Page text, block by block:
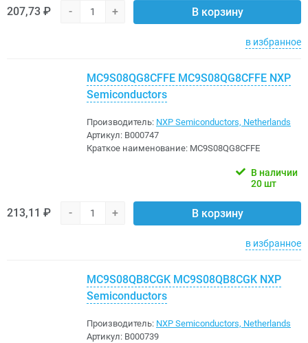
207,73 ₽ - + В корзину
в избранное
MC9S08QG8CFFE MC9S08QG8CFFE NXP
Semiconductors
Производитель: NXP Semiconductors, Netherlands
Артикул: B000747
Краткое наименование: MC9S08QG8CFFE
В наличии
20 шт
213,11 ₽ - + В корзину
в избранное
MC9S08QB8CGK MC9S08QB8CGK NXP
Semiconductors
Производитель: NXP Semiconductors, Netherlands
Артикул: B000739